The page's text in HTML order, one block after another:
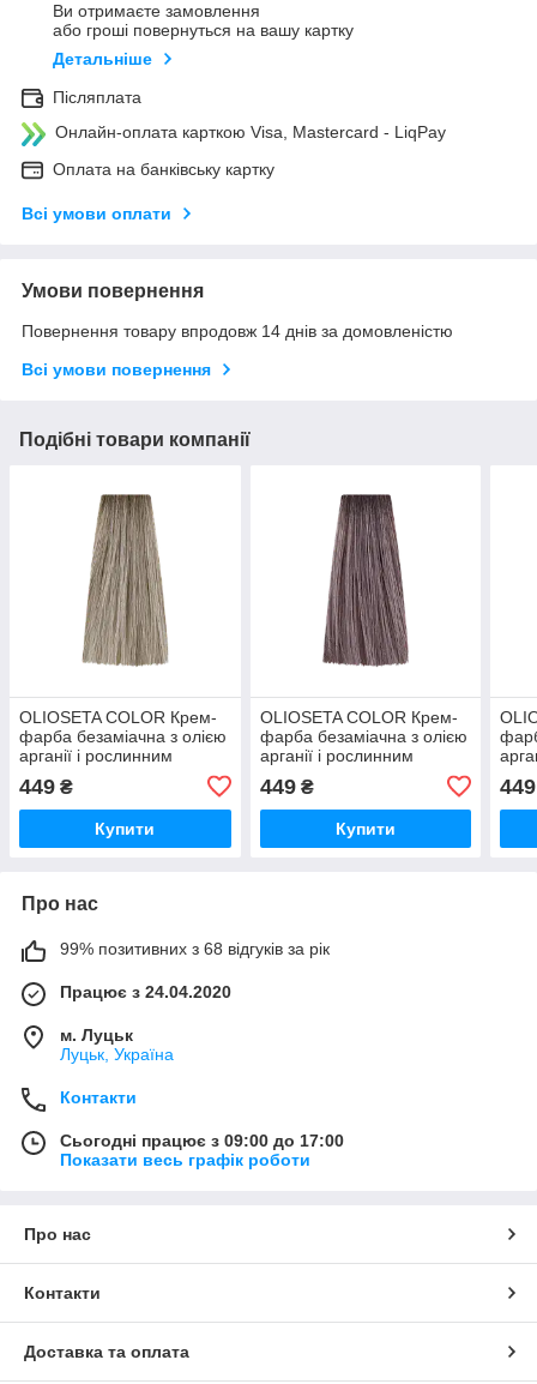
Ви отримаєте замовлення
або гроші повернуться на вашу картку
Детальніше
Післяплата
Онлайн-оплата карткою Visa, Mastercard - LiqPay
Оплата на банківську картку
Всі умови оплати
Умови повернення
Повернення товару впродовж 14 днів за домовленістю
Всі умови повернення
Подібні товари компанії
OLIOSETA COLOR Крем-
фарба безаміачна з олією
арганії і рослинним
блондин натуральный
449 ₴
Купити
OLIOSETA COLOR Крем-
фарба безаміачна з олією
арганії і рослинним
кератином 8.02 светлый
блондин натуральный
ирисовый
449₴
Купити
449
Про нас
99% позитивних з 68 відгуків за рік
Працює з 24.04.2020
м. Луцьк
Луцьк, Україна
Контакти
Сьогодні працює з 09:00 до 17:00
Показати весь графік роботи
Про нас
Контакти
Доставка та оплата